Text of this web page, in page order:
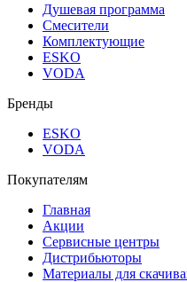
Душевая программа
Смесители
Комплектующие
ESKO
VODA
Бренды
ESKO
VODA
Покупателям
Главная
Акции
Сервисные центры
Дистрибьюторы
Материалы для